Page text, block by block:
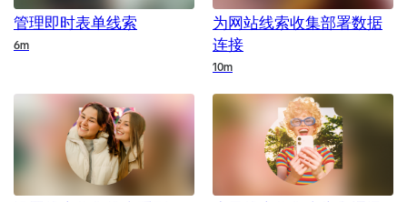
管理即时表单线索
Duration
6m
为网站线索收集部署数据
连接
10m